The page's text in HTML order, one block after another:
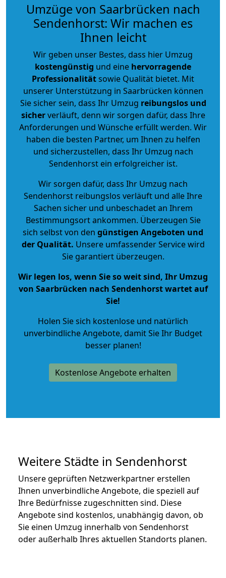
Umzüge von Saarbrücken nach
Sendenhorst: Wir machen es
Ihnen leicht
Wir geben unser Bestes, dass hier Umzug
kostengünstig und eine hervorragende
Professionalitätsowie Qualität bietet. Mit
unserer Unterstützung in Saarbrücken können
Sie sicher sein, dass Ihr Umzug reibungslos und
sicherverläuft, denn wir sorgen dafür, dass Ihre
Anforderungen und Wünsche erfüllt werden. Wir
haben die besten Partner, um Ihnen zu helfen
und sicherzustellen, dass Ihr Umzug nach
Sendenhorst ein erfolgreicher ist.
Wir sorgen dafür, dass Ihr Umzug nach
Sendenhorst reibungslos verläuft und alle Ihre
Sachen sicher und unbeschadet an Ihrem
Bestimmungsort ankommen. Überzeugen Sie
sich selbst von den günstigen Angeboten und
der Qualität. Unsere umfassender Service wird
Sie garantiert überzeugen.
Wir legen los, wenn Sie so weit sind, Ihr Umzug
von Saarbrücken nach Sendenhorst wartet auf
Sie!
Holen Sie sich kostenlose und natürlich
unverbindliche Angebote, damit Sie Ihr Budget
besser planen!
Kostenlose Angebote erhalten
Weitere Städte in Sendenhorst
Unsere geprüften Netzwerkpartner erstellen
Ihnen unverbindliche Angebote, die speziell auf
Ihre Bedürfnisse zugeschnitten sind. Diese
Angebote sind kostenlos, unabhängig davon, ob
Sie einen Umzug innerhalb von Sendenhorst
oder außerhalb Ihres aktuellen Standorts planen.